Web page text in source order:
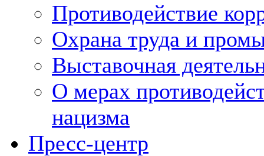
Противодействие
Охрана труда и
Выставочная
О мерах
нацизма
Пресс-центр